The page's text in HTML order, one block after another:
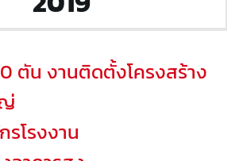
ตัน งานติดตั้งโครงสร้าง
รโรงงาน